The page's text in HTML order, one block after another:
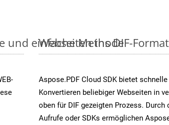
und einfache Methode
Webseiten ins DIF-
Aspose.PDF Cloud SDK bietet
Konvertieren beliebiger Webseiten in
oben für DIF gezeigten Prozess. Durch
Aufrufe oder SDKs ermöglichen